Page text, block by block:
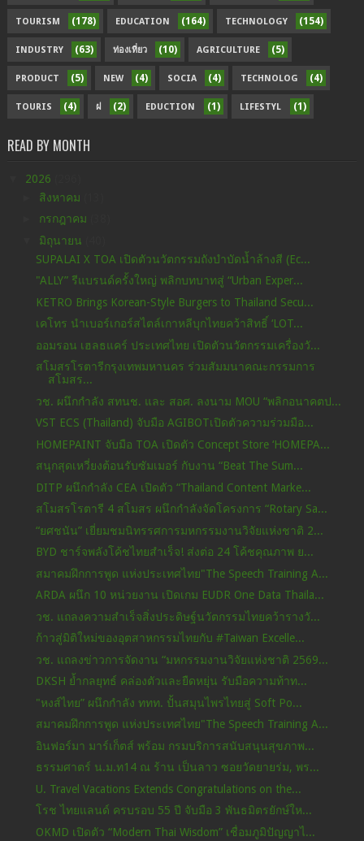
TOURISM (178) EDUCATION (164) TECHNOLOGY (154)
INDUSTRY (63) ท่องเที่ยว (10) AGRICULTURE (5)
PRODUCT (5) NEW (4) SOCIA (4) TECHNOLOG (4)
TOURIS (4) ฝ (2) EDUCTION (1) LIFESTYL (1)
READ BY MONTH
2026
สิงหาคม
กรกฎาคม
มิถุนายน
SUPALAI X TOA เปิดตัวนวัตกรรมถังบำบัดน้ำล้างสี (Ec...
"ALLY” รีแบรนด์ครั้งใหญ่ พลิกบทบาทสู่ “Urban Exper...
KETRO Brings Korean-Style Burgers to Thailand Secu...
เคโทร นำเบอร์เกอร์สไตล์เกาหลีบุกไทยคว้าสิทธิ์ ‘LOT...
ออมรอน เฮลธแคร์ ประเทศไทย เปิดตัวนวัตกรรมเครื่องวั...
สโมสรโรตารีกรุงเทพมหานคร ร่วมสัมมนาคณะกรรมการ
สโมสร...
วช. ผนึกกำลัง สทนช. และ สอศ. ลงนาม MOU “พลิกอนาคตป...
VST ECS (Thailand) จับมือ AGIBOTเปิดตัวความร่วมมือ...
HOMEPAINT จับมือ TOA เปิดตัว Concept Store ‘HOMEPA...
สนุกสุดเหวี่ยงต้อนรับซัมเมอร์ กับงาน “Beat The Sum...
DITP ผนึกกำลัง CEA เปิดตัว “Thailand Content Marke...
สโมสรโรตารี 4 สโมสร ผนึกกำลังจัดโครงการ “Rotary Sa...
“ยศชนัน” เยี่ยมชมนิทรรศการมหกรรมงานวิจัยแห่งชาติ 2...
BYD ชาร์จพลังโค้ชไทยสำเร็จ! ส่งต่อ 24 โค้ชคุณภาพ ย...
สมาคมฝึกการพูด แห่งประเทศไทย"The Speech Training A...
ARDA ผนึก 10 หน่วยงาน เปิดเกม EUDR One Data Thaila...
วช. แถลงความสำเร็จสิ่งประดิษฐ์นวัตกรรมไทยคว้ารางวั...
ก้าวสู่มิติใหม่ของอุตสาหกรรมไทยกับ #Taiwan Excelle...
วช. แถลงข่าวการจัดงาน “มหกรรมงานวิจัยแห่งชาติ 2569...
DKSH ย้ำกลยุทธ์ คล่องตัวและยืดหยุ่น รับมือความท้าท...
"หงส์ไทย” ผนึกกำลัง ททท. ปั้นสมุนไพรไทยสู่ Soft Po...
สมาคมฝึกการพูด แห่งประเทศไทย"The Speech Training A...
อินฟอร์มา มาร์เก็ตส์ พร้อม กรมบริการสนับสนุนสุขภาพ...
ธรรมศาตร์ น.ม.ท14 ณ ร้าน เป็นลาว ซอยวัดยายร่ม, พร...
U. Travel Vacations Extends Congratulations on the...
โรช ไทยแลนด์ ครบรอบ 55 ปี จับมือ 3 พันธมิตรยักษ์ให...
OKMD เปิดตัว “Modern Thai Wisdom” เชื่อมภูมิปัญญาไ...